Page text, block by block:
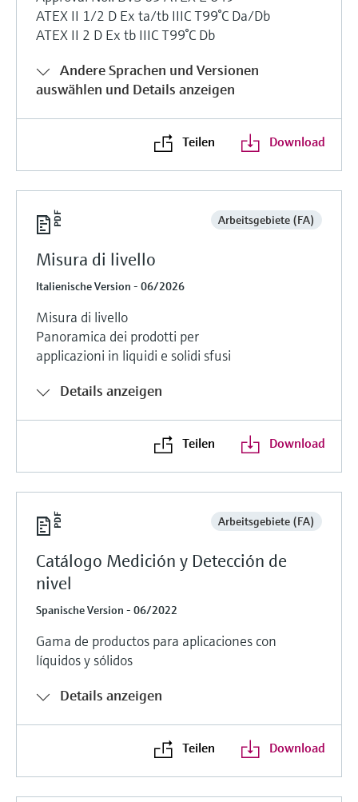
ATEX II 1/2 D Ex ta/tb IIIC T99°C Da/Db
ATEX II 2 D Ex tb IIIC T99°C Db
Andere Sprachen und Versionen
auswählen und Details anzeigen
Teilen Download
Arbeitsgebiete (FA)
Misura di livello
Italienische Version - 06/2026
Misura di livello
Panoramica dei prodotti per
applicazioni in liquidi e solidi sfusi
Details anzeigen
Teilen Download
Arbeitsgebiete (FA)
Catálogo Medición y Detección de
nivel
Spanische Version - 06/2022
Gama de productos para aplicaciones con
líquidos y sólidos
Details anzeigen
Teilen Download